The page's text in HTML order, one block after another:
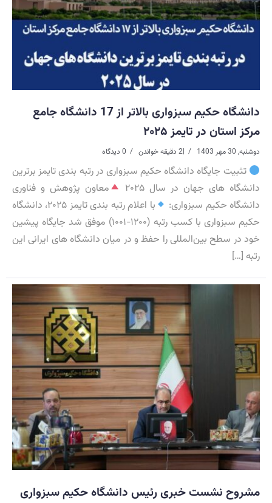
دانشگاه حکیم سبزواری بالاتر از 17 دانشگاه جامع
مرکز استان در تایمز ۲۰۲۵
دوشنبه, 30 مهر 1403 |2 دقیقه خواندن 0 دیدگاه
تثبیت جایگاه دانشگاه حکیم سبزواری در رتبه بندی تایمز برترین
دانشگاه های جهان در سال ۲۰۲۵
معاون پژوهش و فناوری
دانشگاه حکیم سبزواری:
با اعلام رتبه بندی تایمز ۲۰۲۵، دانشگاه
حکیم سبزواری با کسب رتبه (۱۲۰۰-۱۰۰۱) موفق شد جایگاه پیشین
خود در سطح بین‌‎المللی را حفظ و در میان دانشگاه های ایرانی این
رتبه […]
مشروح نشست خبری رئیس دانشگاه حکیم سبزواری